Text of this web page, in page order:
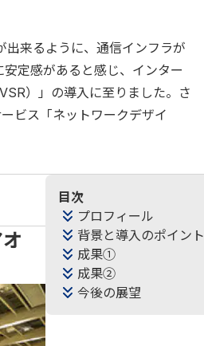
出来るように、通信インフラが
定感があると感じ、インター
）」の導入に至りました。さ
ビス「ネットワークデザイ
目次
プロフィール
背景と導入のポイント
成果①
成果②
今後の展望